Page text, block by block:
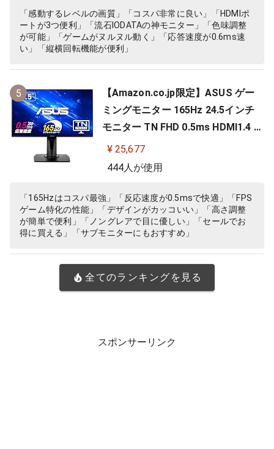
「感動するレベルの画質」「コスパ非常に良い」「HDMIポ
ートが3つ便利」「流石IODATAの神モニター」「色味調整
が可能」「ゲームがヌルヌル動く」「応答速度が0.6ms速
い」「縦横回転機能が便利」
5
【Amazon.co.jp限定】ASUS ゲー
ミングモニター 165Hz 24.5インチ
モニター TN FHD 0.5ms HDMI1.4 Di
splayPort1.2 DVI-D スピーカー 高
さ調整 縦横回転 VG258QR-J
¥ 25,677
444人が使用
「165Hzはコスパ最強」「反応速度が0.5msで快適」「FPS
ゲーム特化の性能」「デザインがカッコいい」「高さ調整
が簡単で便利」「ノングレアで目に優しい」「セールでお
得に買える」「サブモニターにもおすすめ」
全てのランキングを見る
スポンサーリンク